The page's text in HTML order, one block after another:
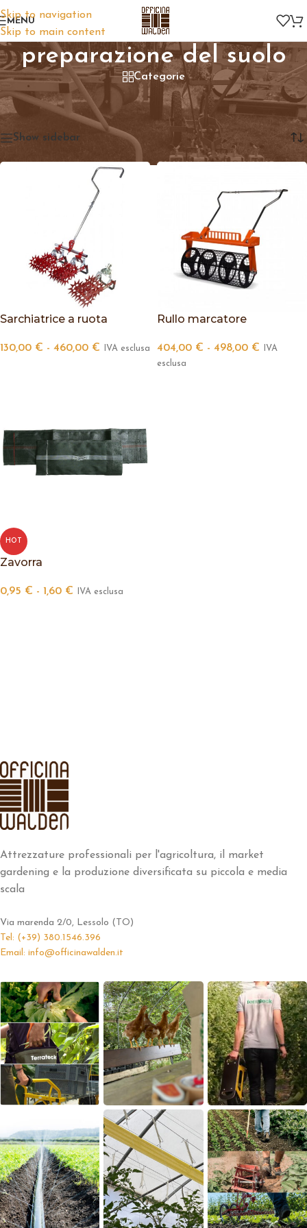
Skip to navigation
Skip to main content
MENU
preparazione del suolo
Categorie
Home/Prodotti taggati “preparazione del suolo”
Visualizzazione di 3 risultati
Show sidebar
Sarchiatrice a ruota
130,00 € - 460,00 € IVA esclusa
Rullo marcatore
404,00 € - 498,00 €
IVA
esclusa
HOT
Zavorra
0,95 € - 1,60 € IVA esclusa
Attrezzature professionali per l'agricoltura, il market
gardening e la produzione diversificata su piccola e media
scala
Via marenda 2/0, Lessolo (TO)
Tel: (+39) 380.1546.396
Email: info@officinawalden.it